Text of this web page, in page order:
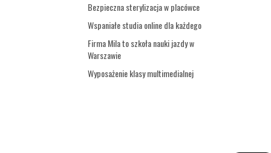
Bezpieczna sterylizacja w placówce
Wspaniałe studia online dla każdego
Firma Mila to szkoła nauki jazdy w
Warszawie
Wyposażenie klasy multimedialnej